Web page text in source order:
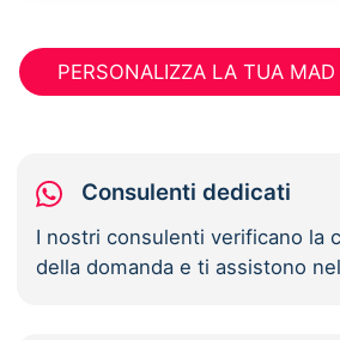
PERSONALIZZA LA TUA MAD
Consulenti dedicati
I nostri consulenti verificano la
della domanda e ti assistono